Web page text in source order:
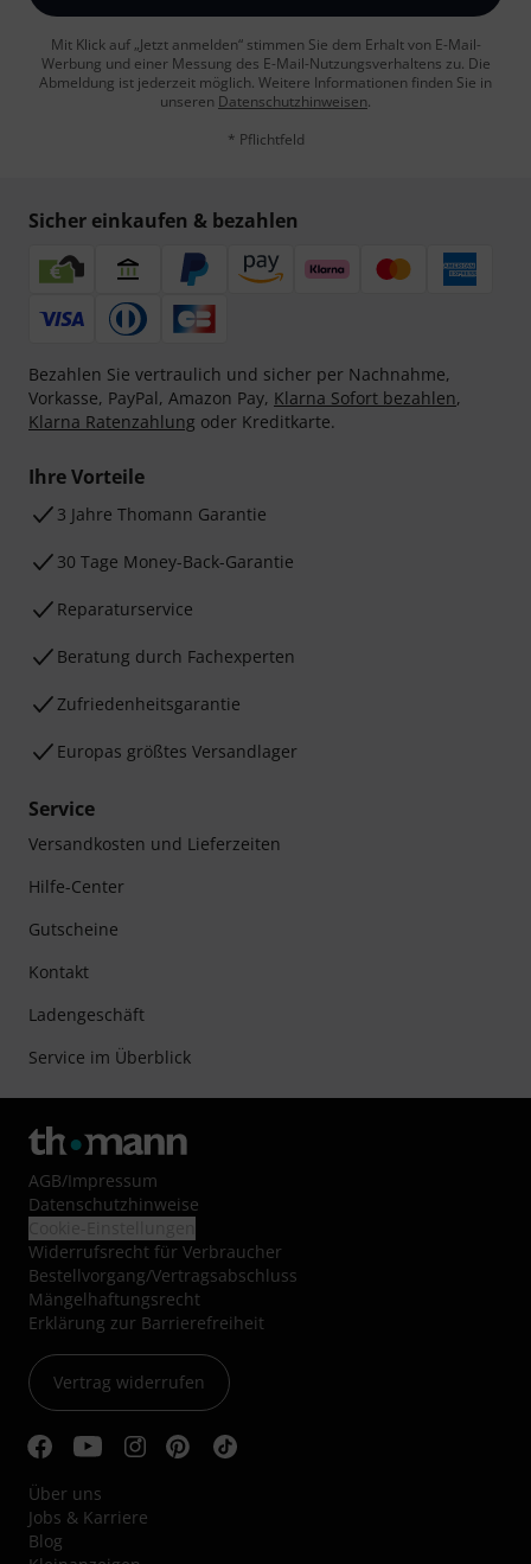
Mit Klick auf „Jetzt anmelden“ stimmen Sie dem Erhalt von E-Mail-
Werbung und einer Messung des E-Mail-Nutzungsverhaltens zu. Die
Abmeldung ist jederzeit möglich. Weitere Informationen finden Sie in
unseren Datenschutzhinweisen.
* Pflichtfeld
Sicher einkaufen & bezahlen
Bezahlen Sie vertraulich und sicher per Nachnahme,
Vorkasse, PayPal, Amazon Pay, Klarna Sofort bezahlen,
Klarna Ratenzahlung oder Kreditkarte.
Ihre Vorteile
3 Jahre Thomann Garantie
30 Tage Money-Back-Garantie
Reparaturservice
Beratung durch Fachexperten
Zufriedenheitsgarantie
Europas größtes Versandlager
Service
Versandkosten und Lieferzeiten
Hilfe-Center
Gutscheine
Kontakt
Ladengeschäft
Service im Überblick
AGB/Impressum
Datenschutzhinweise
Widerrufsrecht für Verbraucher
Bestellvorgang/Vertragsabschluss
Mängelhaftungsrecht
Erklärung zur Barrierefreiheit
Vertrag widerrufen
Über uns
Jobs & Karriere
Blog